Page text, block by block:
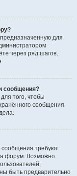
для
через ряд шагов,
сообщения?
того, чтобы
сообщения
требуют
форум. Возможно
быть предварительно